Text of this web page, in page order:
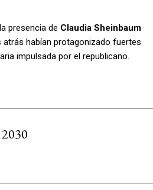
presencia de Claudia Sheinbaum
habían protagonizado fuertes
impulsada por el republicano.